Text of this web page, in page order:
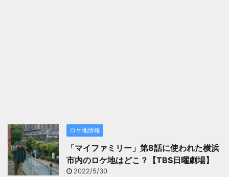
ロケ地情報
「マイファミリー」第8話に使われた横浜
市内のロケ地はどこ？【TBS日曜劇場】
2022/5/30